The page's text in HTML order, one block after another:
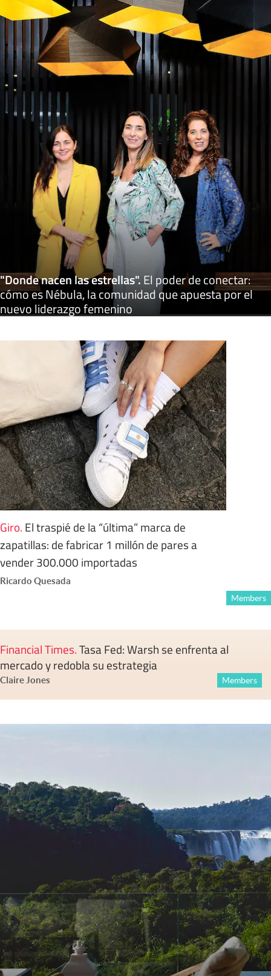
"Donde nacen las estrellas".El poder de conectar:
cómo es Nébula, la comunidad que apuesta por el
nuevo liderazgo femenino
Giro. El traspié de la “última” marca de
zapatillas: de fabricar 1 millón de pares a
vender 300.000 importadas
Ricardo Quesada
Members
Financial Times.Tasa Fed: Warsh se enfrenta al
mercado y redobla su estrategia
Claire Jones Members